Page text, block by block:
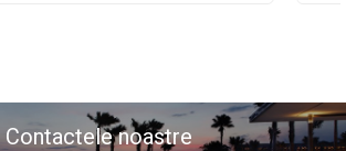
Contactele noastre